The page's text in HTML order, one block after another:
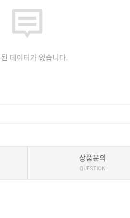
데이터가 없습니다.
상품문의
QUESTION